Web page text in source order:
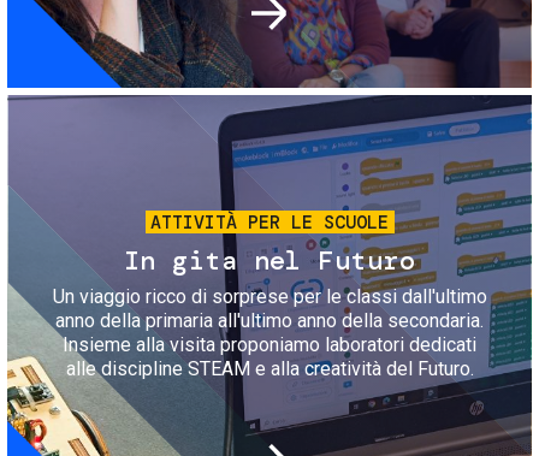
Immagine
ATTIVITÀ PER LE SCUOLE
In gita nel Futuro
Un viaggio ricco di sorprese per le classi dall'ultimo
anno della primaria all'ultimo anno della secondaria.
Insieme alla visita proponiamo laboratori dedicati
alle discipline STEAM e alla creatività del Futuro.